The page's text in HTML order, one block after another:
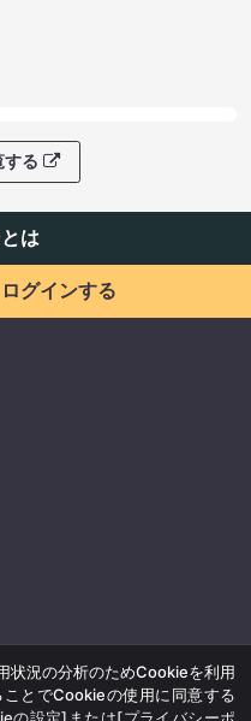
する
は
グインする
状況の分析のためCookieを利用
とでCookieの使用に同意する